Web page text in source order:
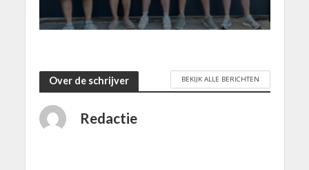
Over de schrijver BEKIJK ALLE BERICHTEN
Redactie